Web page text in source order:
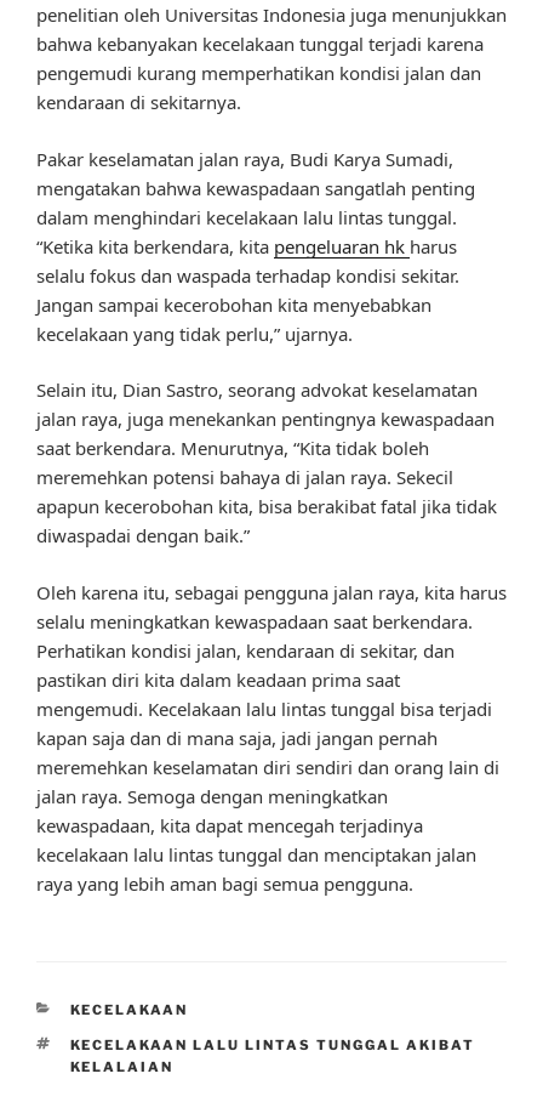
penelitian oleh Universitas Indonesia juga menunjukkan
bahwa kebanyakan kecelakaan tunggal terjadi karena
pengemudi kurang memperhatikan kondisi jalan dan
kendaraan di sekitarnya.
Pakar keselamatan jalan raya, Budi Karya Sumadi,
mengatakan bahwa kewaspadaan sangatlah penting
dalam menghindari kecelakaan lalu lintas tunggal.
“Ketika kita berkendara, kita pengeluaran hk harus
selalu fokus dan waspada terhadap kondisi sekitar.
Jangan sampai kecerobohan kita menyebabkan
kecelakaan yang tidak perlu,” ujarnya.
Selain itu, Dian Sastro, seorang advokat keselamatan
jalan raya, juga menekankan pentingnya kewaspadaan
saat berkendara. Menurutnya, “Kita tidak boleh
meremehkan potensi bahaya di jalan raya. Sekecil
apapun kecerobohan kita, bisa berakibat fatal jika tidak
diwaspadai dengan baik.”
Oleh karena itu, sebagai pengguna jalan raya, kita harus
selalu meningkatkan kewaspadaan saat berkendara.
Perhatikan kondisi jalan, kendaraan di sekitar, dan
pastikan diri kita dalam keadaan prima saat
mengemudi. Kecelakaan lalu lintas tunggal bisa terjadi
kapan saja dan di mana saja, jadi jangan pernah
meremehkan keselamatan diri sendiri dan orang lain di
jalan raya. Semoga dengan meningkatkan
kewaspadaan, kita dapat mencegah terjadinya
kecelakaan lalu lintas tunggal dan menciptakan jalan
raya yang lebih aman bagi semua pengguna.
CATEGORIES
KECELAKAAN
TAGS
KECELAKAAN LALU LINTAS TUNGGAL AKIBAT
KELALAIAN